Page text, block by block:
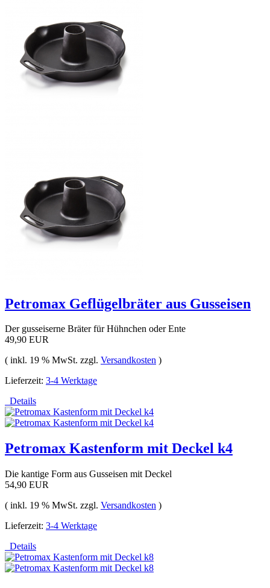
Petromax Geflügelbräter aus Gusseisen
Der gusseiserne Bräter für Hühnchen oder Ente
49,90 EUR
( inkl. 19 % MwSt. zzgl. Versandkosten )
Lieferzeit: 3-4 Werktage
Details
Petromax Kastenform mit Deckel k4
Die kantige Form aus Gusseisen mit Deckel
54,90 EUR
( inkl. 19 % MwSt. zzgl. Versandkosten )
Lieferzeit: 3-4 Werktage
Details